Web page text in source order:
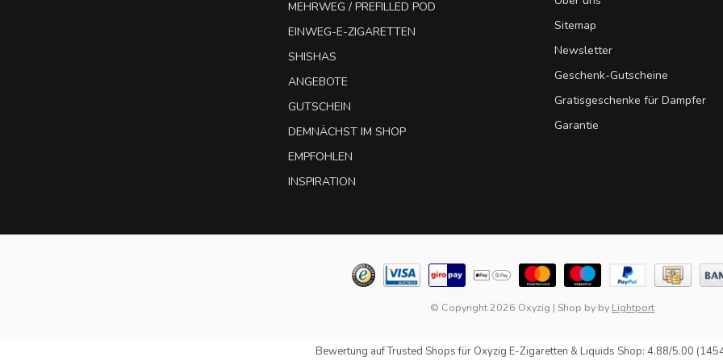
MEHRWEG / PREFILLED POD
EINWEG-E-ZIGARETTEN
SHISHAS
ANGEBOTE
GUTSCHEIN
DEMNÄCHST IM SHOP
EMPFOHLEN
INSPIRATION
Sitemap
Newsletter
Geschenk-Gutscheine
Gratisgeschenke für Dampfer
Garantie
© Copyright 2026 Oxyzig | Shop by by Lightport
Bewertung aufTrusted Shopsfür Oxyzig E-Zigaretten & Liquids Shop: 4.88/5.00